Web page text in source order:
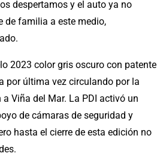
despertamos y el auto ya no
de familia a este medio,
2023 color gris oscuro con patente
por última vez circulando por la
a Viña del Mar. La PDI activó un
de cámaras de seguridad y
hasta el cierre de esta edición no